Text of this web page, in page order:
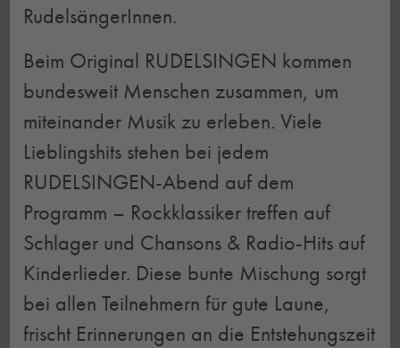
RudelsängerInnen.
Beim Original RUDELSINGEN kommen
bundesweit Menschen zusammen, um
miteinander Musik zu erleben. Viele
Lieblingshits stehen bei jedem
RUDELSINGEN-Abend auf dem
Programm – Rockklassiker treffen auf
Schlager und Chansons & Radio-Hits auf
Kinderlieder. Diese bunte Mischung sorgt
bei allen Teilnehmern für gute Laune,
frischt Erinnerungen an die Entstehungszeit